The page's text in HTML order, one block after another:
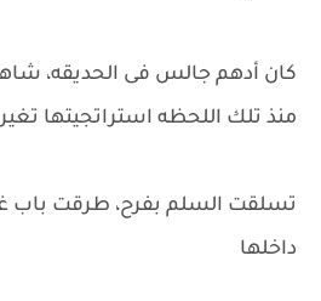
كان أدهم جالس فى الحديقه،
منذ تلك اللحظه استراتجيتها
تسلقت السلم بفرح، طرقت باب
داخلها